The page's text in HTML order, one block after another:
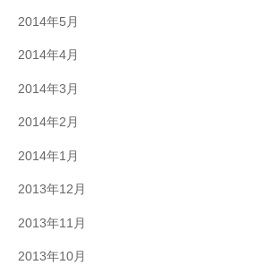
2014年5月
2014年4月
2014年3月
2014年2月
2014年1月
2013年12月
2013年11月
2013年10月